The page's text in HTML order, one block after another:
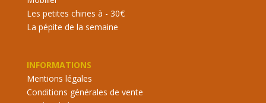
Les petites chines à - 30€
La pépite de la semaine
INFORMATIONS
Mentions légales
Conditions générales de vente